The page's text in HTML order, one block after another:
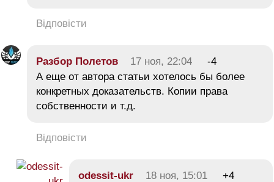
Відповісти
Разбор Полетов 17 ноя, 22:04
-4
А еще от автора статьи хотелось бы более
конкретных доказательств. Копии права
собственности и т.д.
Відповісти
odessit-ukr 18 ноя, 15:01
+4